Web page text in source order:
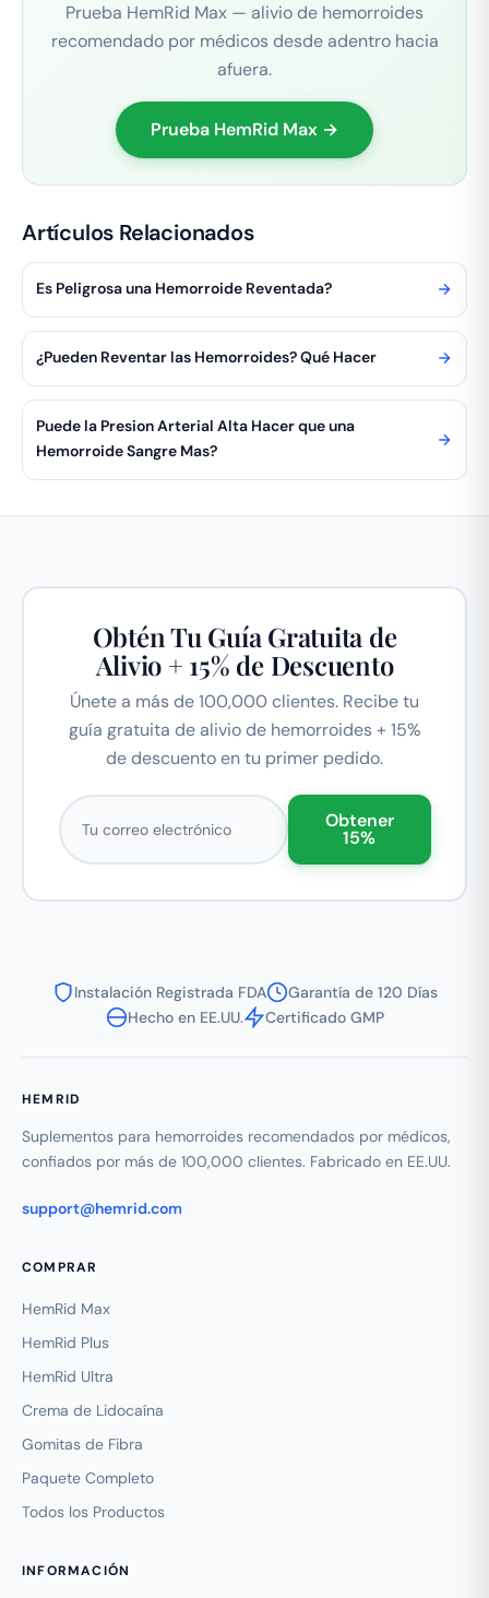
Prueba HemRid Max — alivio de hemorroides
recomendado por médicos desde adentro hacia
afuera.
Prueba HemRid Max →
Artículos Relacionados
Es Peligrosa una Hemorroide Reventada?
¿Pueden Reventar las Hemorroides? Qué Hacer
Puede la Presion Arterial Alta Hacer que una
Hemorroide Sangre Mas?
Obtén Tu Guía Gratuita de
Alivio + 15% de Descuento
Únete a más de 100,000 clientes. Recibe tu
guía gratuita de alivio de hemorroides + 15%
de descuento en tu primer pedido.
Correo electrónico
Obtener
15%
Instalación Registrada FDA
Garantía de 120 Días
Hecho en EE.UU.
Certificado GMP
HEMRID
Suplementos para hemorroides recomendados por médicos,
confiados por más de 100,000 clientes. Fabricado en EE.UU.
support@hemrid.com
COMPRAR
HemRid Max
HemRid Plus
HemRid Ultra
Crema de Lidocaína
Gomitas de Fibra
Paquete Completo
Todos los Productos
INFORMACIÓN